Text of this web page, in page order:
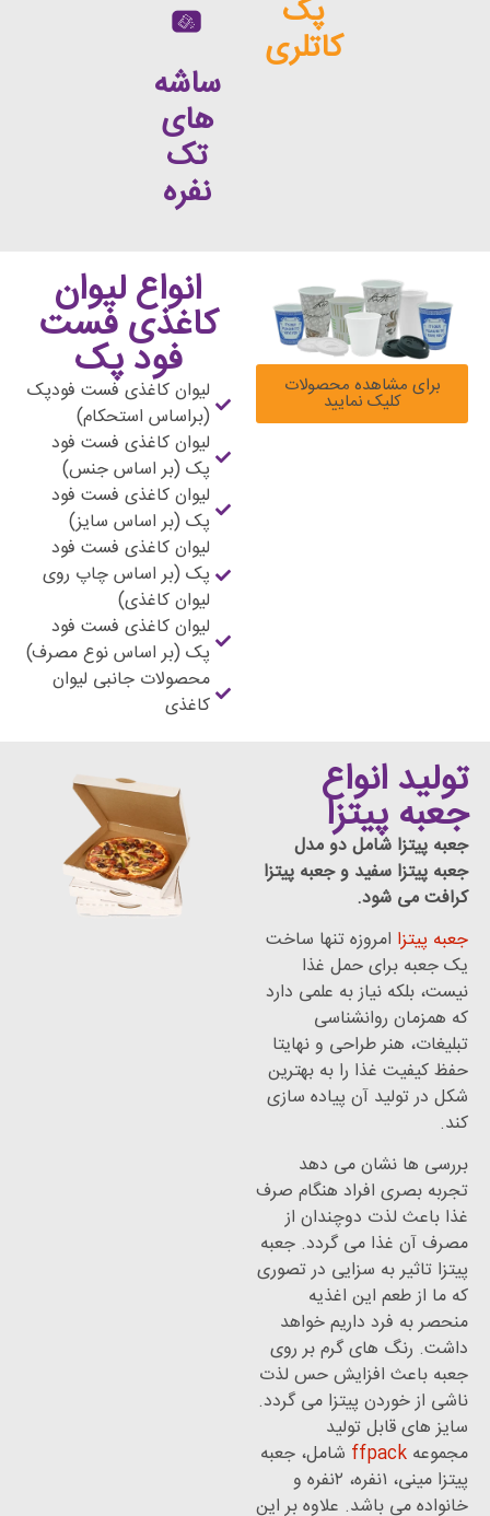
محصولات
انواع لیوان
کاغذی فست
فود پک
لیوان کاغذی فست فودپک
(براساس استحکام)
لیوان کاغذی فست فود
پک (بر اساس جنس)
لیوان کاغذی فست فود
پک (بر اساس سایز)
لیوان کاغذی فست فود
پک (بر اساس چاپ روی
لیوان کاغذی فست فود
پک (بر اساس نوع مصرف)
محصولات جانبی لیوان
دو مدل
و جعبه پیتزا
تنها ساخت
حمل غذا
به علمی دارد
و نهایتا
را به بهترین
پیاده سازی
می دهد
هنگام صرف
از
گردد. جعبه
سزایی در تصوری
اغذیه
خواهد
گرم بر روی
حس لذت
پیتزا می گردد.
شامل، جعبه
پیتزا مینی، ۱نفره، ۲نفره و
علاوه بر این